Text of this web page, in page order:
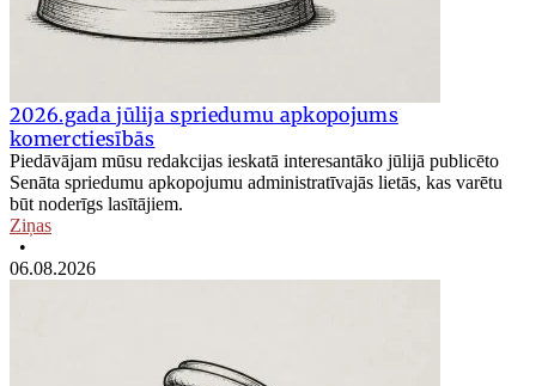
2026.gada jūlija spriedumu apkopojums
komerctiesībās
Piedāvājam mūsu redakcijas ieskatā interesantāko jūlijā publicēto
Senāta spriedumu apkopojumu administratīvajās lietās, kas varētu
būt noderīgs lasītājiem.
Ziņas
•
06.08.2026